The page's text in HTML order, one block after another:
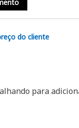
do cliente
para